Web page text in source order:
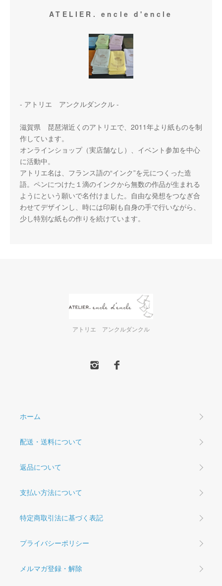
ATELIER. encle d'encle
- アトリエ アンクルダンクル -
滋賀県 琵琶湖近くのアトリエで、2011年より紙ものを制
作しています。
オンラインショップ（実店舗なし）、イベント参加を中心
に活動中。
アトリエ名は、フランス語の“インク”を元につくった造
語。ペンにつけた１滴のインクから無数の作品が生まれる
ようにという願いで名付けました。自由な発想をつなぎ合
わせてデザインし、時には印刷も自身の手で行いながら、
少し特別な紙もの作りを続けています。
アトリエ アンクルダンクル
ホーム
配送・送料について
返品について
支払い方法について
特定商取引法に基づく表記
プライバシーポリシー
メルマガ登録・解除